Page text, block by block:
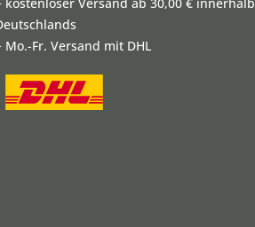
Mo.-Fr. Versand mit DHL